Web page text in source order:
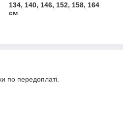
134, 140, 146, 152, 158, 164
см
по передоплаті.